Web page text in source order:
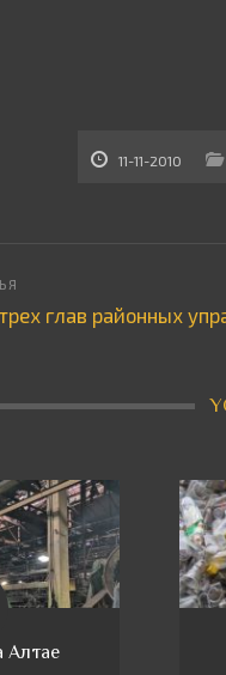
11-11-2010
глав районных
Алтае